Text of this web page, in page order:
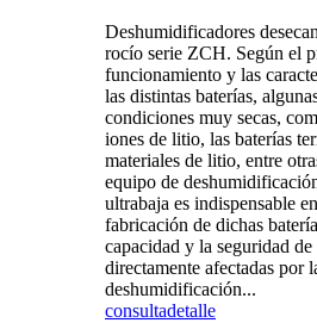
Deshumidificadores
rocío serie ZCH. Según el
funcionamiento y las
las distintas baterías,
condiciones muy secas,
iones de litio, las baterías
materiales de litio, entre
equipo de
ultrabaja es indispensable
fabricación de dichas
capacidad y la seguridad de
directamente afectadas por
deshumidificación...
consultadetalle